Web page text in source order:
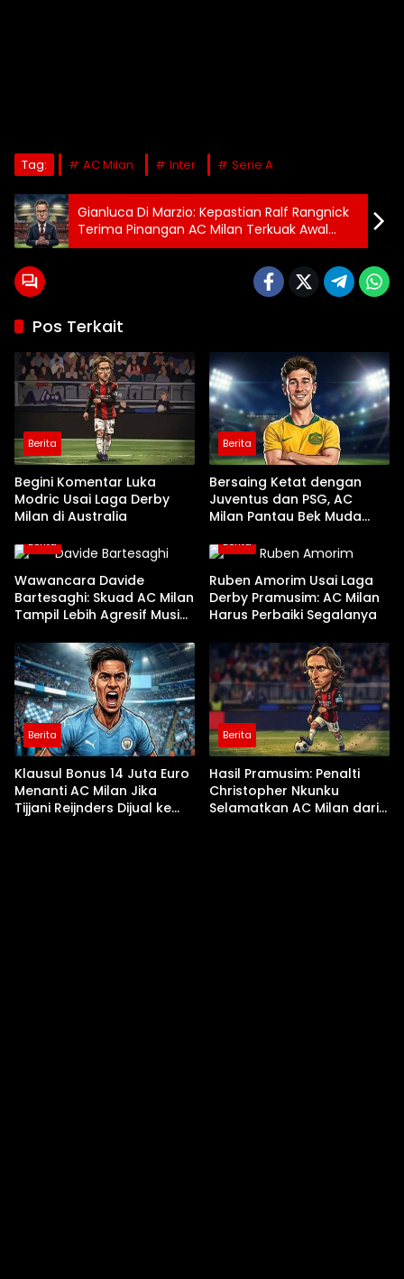
Tag: AC Milan Inter Serie A
Gianluca Di Marzio: Kepastian Ralf Rangnick
Terima Pinangan AC Milan Terkuak Awal
Pekan Depan
Pos Terkait
Berita
Begini Komentar Luka
Modric Usai Laga Derby
Milan di Australia
Berita
Bersaing Ketat dengan
Juventus dan PSG, AC
Milan Pantau Bek Muda
Berita
Wawancara Davide
Bartesaghi: Skuad AC Milan
Tampil Lebih Agresif Musim
Berita
Ruben Amorim Usai Laga
Derby Pramusim: AC Milan
Harus Perbaiki Segalanya
Berita
Klausul Bonus 14 Juta Euro
Menanti AC Milan Jika
Tijjani Reijnders Dijual ke
Berita
Hasil Pramusim: Penalti
Christopher Nkunku
Selamatkan AC Milan dari